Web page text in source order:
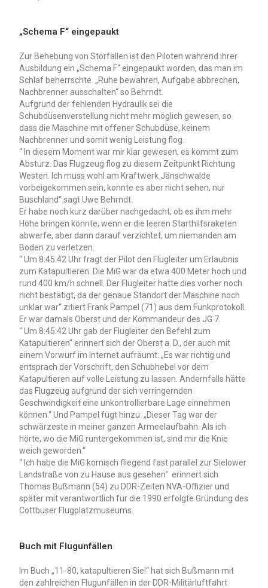
„Schema F“ eingepaukt
Zur Behebung von Störfällen ist den Piloten während ihrer
Ausbildung ein „Schema F“ eingepaukt worden, das man im
Schlaf beherrschte. „Ruhe bewahren, Aufgabe abbrechen,
Nachbrenner ausschalten“ so Behrndt.
Aufgrund der fehlenden Hydraulik sei die
Schubdüsenverstellung nicht mehr möglich gewesen, so
dass die Maschine mit offener Schubdüse, keinem
Nachbrenner und somit wenig Leistung flog.
“ In diesem Moment war mir klar gewesen, es kommt zum
Absturz. Das Flugzeug flog zu diesem Zeitpunkt Richtung
Westen. Ich muss wohl am Kraftwerk Jänschwalde
vorbeigekommen sein, konnte es aber nicht sehen, nur
Buschland“ sagt Uwe Behrndt.
Er habe noch kurz darüber nachgedacht, ob es ihm mehr
Höhe bringen könnte, wenn er die leeren Starthilfsraketen
abwerfe, aber dann darauf verzichtet, um niemanden am
Boden zu verletzen.
“ Um 8:45:42 Uhr fragt der Pilot den Flugleiter um Erlaubnis
zum Katapultieren. Die MiG war da etwa 400 Meter hoch und
rund 400 km/h schnell. Der Flugleiter hatte dies vorher noch
nicht bestätigt, da der genaue Standort der Maschine noch
unklar war“ zitiert Frank Pampel (71) aus dem Funkprotokoll.
Er war damals Oberst und der Kommandeur des JG 7.
“ Um 8:45:42 Uhr gab der Flugleiter den Befehl zum
Katapultieren“ erinnert sich der Oberst a. D., der auch mit
einem Vorwurf im Internet aufräumt: „Es war richtig und
entsprach der Vorschrift, den Schubhebel vor dem
Katapultieren auf volle Leistung zu lassen. Andernfalls hätte
das Flugzeug aufgrund der sich verringernden
Geschwindigkeit eine unkontrollierbare Lage einnehmen
können.“ Und Pampel fügt hinzu: „Dieser Tag war der
schwärzeste in meiner ganzen Armeelaufbahn. Als ich
hörte, wo die MiG runtergekommen ist, sind mir die Knie
weich geworden.“
“ Ich habe die MiG komisch fliegend fast parallel zur Sielower
Landstraße von zu Hause aus gesehen“ erinnert sich
Thomas Bußmann (54) zu DDR-Zeiten NVA-Offizier und
später mit verantwortlich für die 1990 erfolgte Gründung des
Cottbuser Flugplatzmuseums.
Buch mit Flugunfällen
Im Buch „11-80, katapultieren Sie!“ hat sich Bußmann mit
den zahlreichen Flugunfällen in der DDR-Militärluftfahrt